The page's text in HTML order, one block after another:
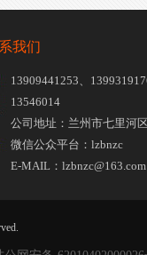
我们
13909441253、
13546014
公司地址：兰州市七里河
微信公众平台：lzbnzc
E-MAIL：lzbnzc@163.com